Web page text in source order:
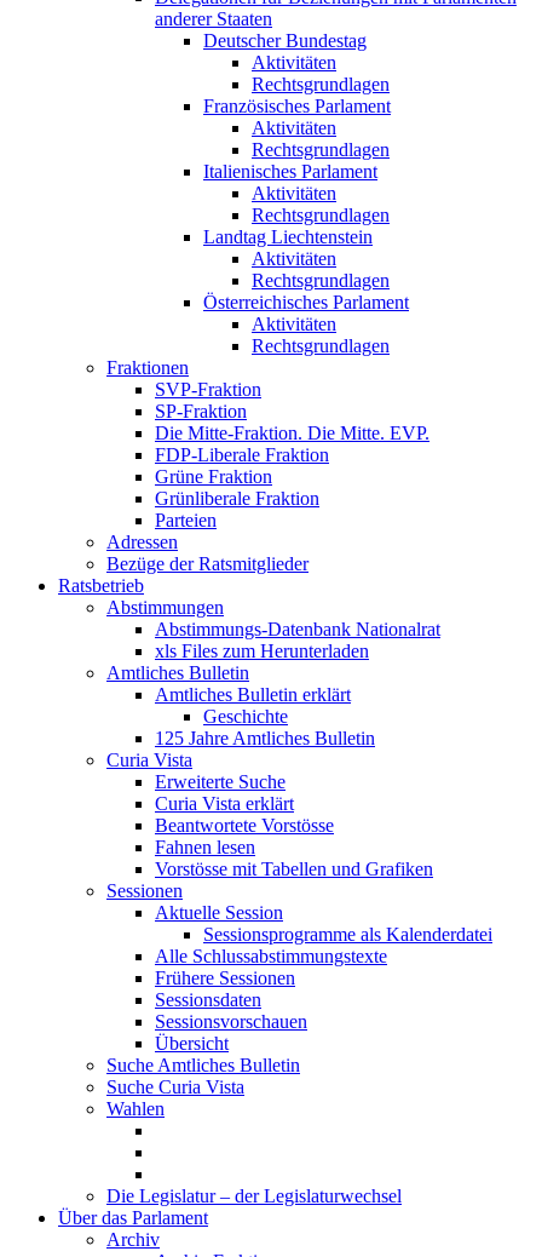
anderer Staaten
Deutscher Bundestag
Aktivitäten
Rechtsgrundlagen
Französisches Parlament
Aktivitäten
Rechtsgrundlagen
Italienisches Parlament
Aktivitäten
Rechtsgrundlagen
Landtag Liechtenstein
Aktivitäten
Rechtsgrundlagen
Österreichisches Parlament
Aktivitäten
Rechtsgrundlagen
Fraktionen
SVP-Fraktion
SP-Fraktion
Die Mitte-Fraktion. Die Mitte. EVP.
FDP-Liberale Fraktion
Grüne Fraktion
Grünliberale Fraktion
Parteien
Adressen
Bezüge der Ratsmitglieder
Ratsbetrieb
Abstimmungen
Abstimmungs-Datenbank Nationalrat
xls Files zum Herunterladen
Amtliches Bulletin
Amtliches Bulletin erklärt
Geschichte
125 Jahre Amtliches Bulletin
Curia Vista
Erweiterte Suche
Curia Vista erklärt
Beantwortete Vorstösse
Fahnen lesen
Vorstösse mit Tabellen und Grafiken
Sessionen
Aktuelle Session
Sessionsprogramme als Kalenderdatei
Alle Schlussabstimmungstexte
Frühere Sessionen
Sessionsdaten
Sessionsvorschauen
Übersicht
Suche Amtliches Bulletin
Suche Curia Vista
Wahlen
Die Legislatur – der Legislaturwechsel
Über das Parlament
Archiv